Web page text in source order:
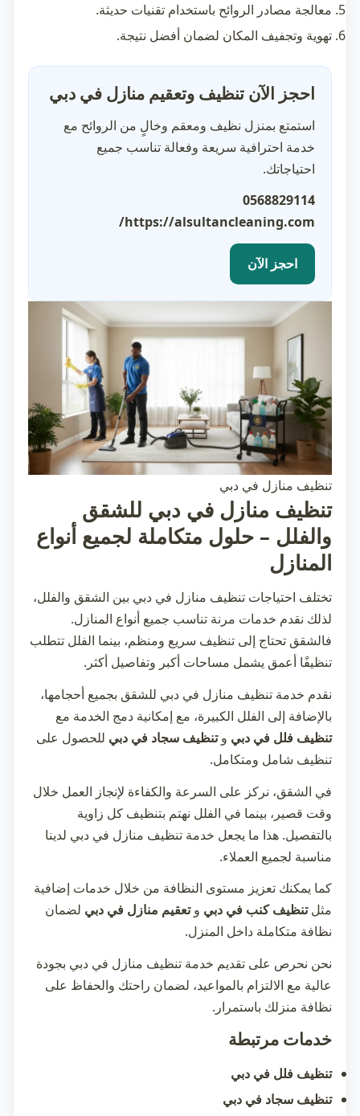
معالجة مصادر الروائح باستخدام تقنيات حديثة.
تهوية وتجفيف المكان لضمان أفضل نتيجة.
احجز الآن تنظيف وتعقيم منازل في دبي
استمتع بمنزل نظيف ومعقم وخالٍ من الروائح مع
خدمة احترافية سريعة وفعالة تناسب جميع
احتياجاتك.
0568829114
https://alsultancleaning.com/
احجز الآن
تنظيف منازل في دبي
تنظيف منازل في دبي للشقق
والفلل – حلول متكاملة لجميع أنواع
المنازل
تختلف احتياجات تنظيف منازل في دبي بين الشقق والفلل،
لذلك نقدم خدمات مرنة تناسب جميع أنواع المنازل.
فالشقق تحتاج إلى تنظيف سريع ومنظم، بينما الفلل تتطلب
تنظيفًا أعمق يشمل مساحات أكبر وتفاصيل أكثر.
نقدم خدمة تنظيف منازل في دبي للشقق بجميع أحجامها،
بالإضافة إلى الفلل الكبيرة، مع إمكانية دمج الخدمة مع
تنظيف فلل في دبي وتنظيف سجاد في دبي للحصول على
تنظيف شامل ومتكامل.
في الشقق، نركز على السرعة والكفاءة لإنجاز العمل خلال
وقت قصير، بينما في الفلل نهتم بتنظيف كل زاوية
بالتفصيل. هذا ما يجعل خدمة تنظيف منازل في دبي لدينا
مناسبة لجميع العملاء.
كما يمكنك تعزيز مستوى النظافة من خلال خدمات إضافية
مثلتنظيف كنب في دبي وتعقيم منازل في دبي لضمان
نظافة متكاملة داخل المنزل.
نحن نحرص على تقديم خدمة تنظيف منازل في دبي بجودة
عالية مع الالتزام بالمواعيد، لضمان راحتك والحفاظ على
نظافة منزلك باستمرار.
خدمات مرتبطة
تنظيف فلل في دبي
تنظيف سجاد في دبي